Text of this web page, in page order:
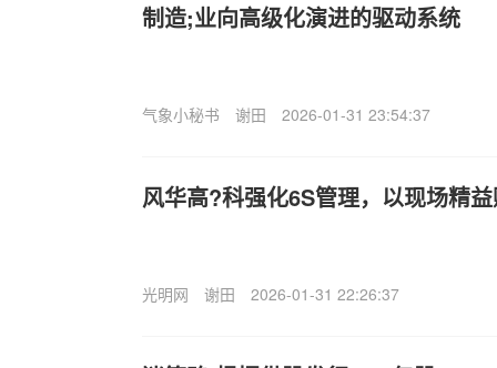
制造;业向高级化演进的驱动系统
气象小秘书 谢田 2026-01-31 23:54:37
风华高?科强化6S管理，以现场精
光明网 谢田 2026-01-31 22:26:37